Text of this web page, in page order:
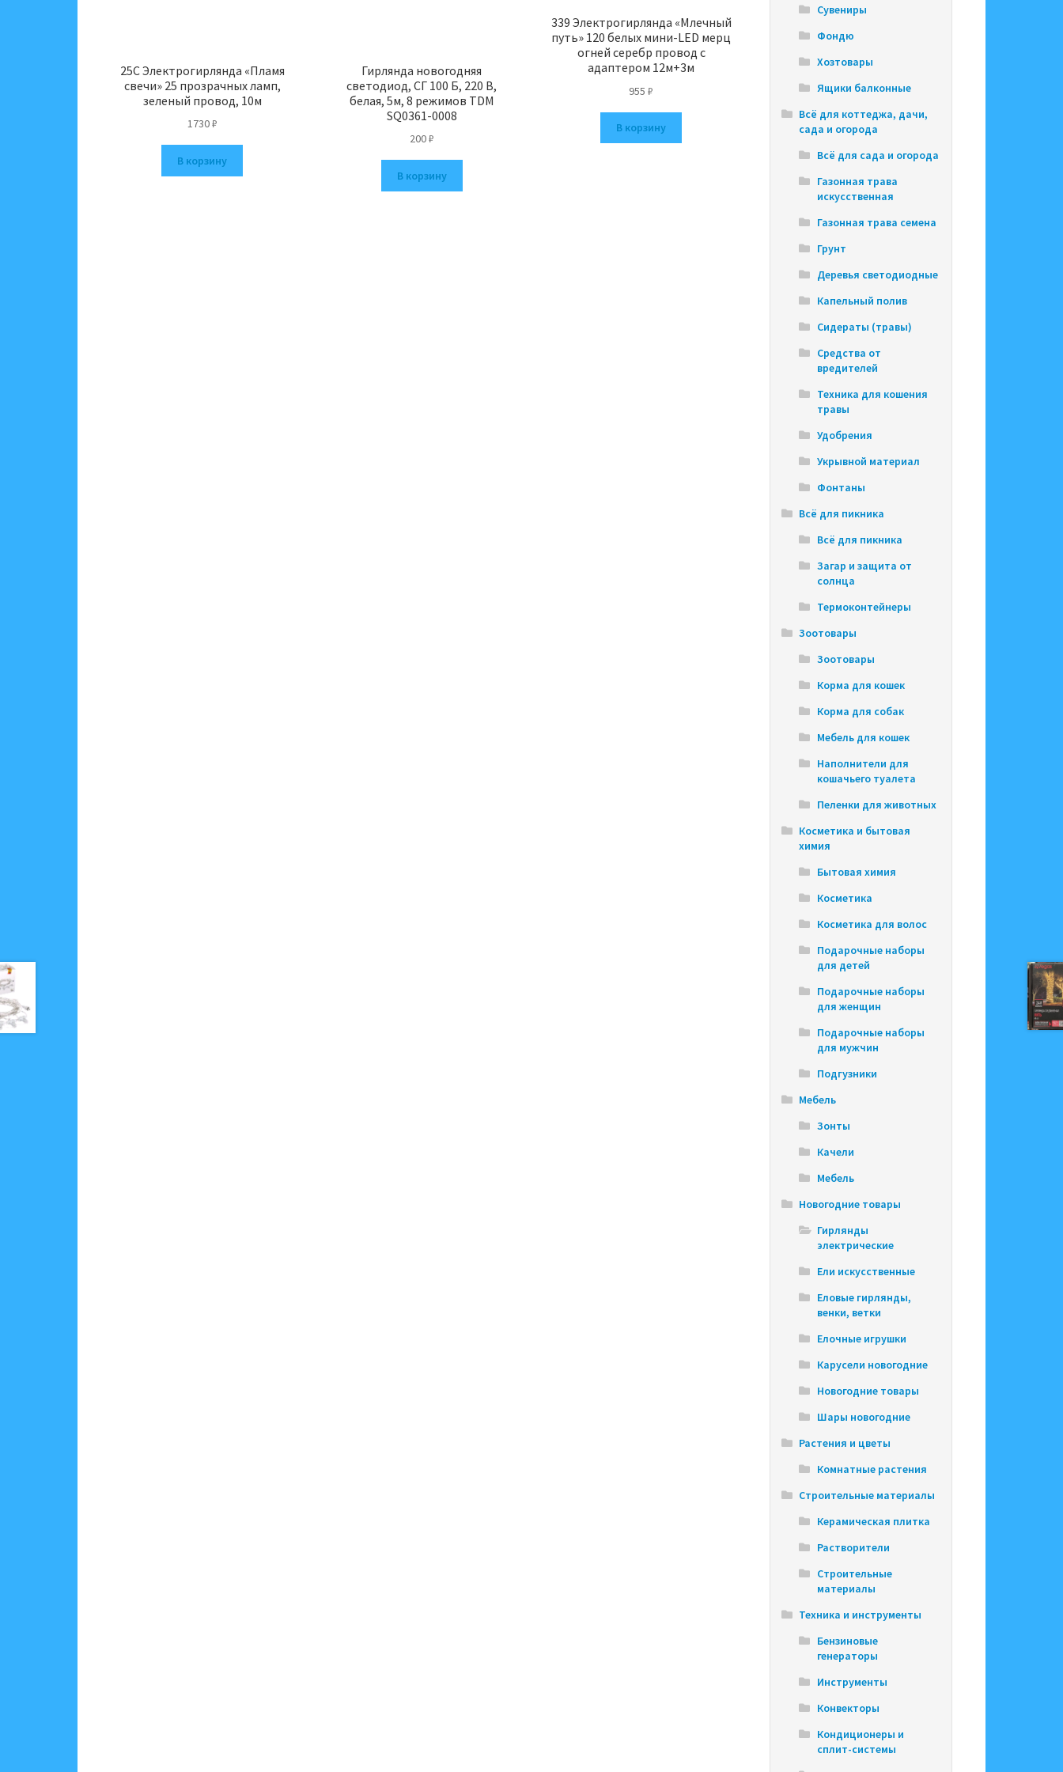
25C Электрогирлянда «Пламя
свечи» 25 прозрачных ламп,
зеленый провод, 10м
1730₽
В корзину
Гирлянда новогодняя
светодиод, СГ 100 Б, 220 В,
белая, 5м, 8 режимов TDM
SQ0361-0008
200₽
В корзину
339 Электрогирлянда «Млечный
путь» 120 белых мини-LED мерц
огней серебр провод c
адаптером 12м+3м
955₽
В корзину
Сувениры
Фондю
Хозтовары
Ящики балконные
Всё для коттеджа, дачи,
сада и огорода
Всё для сада и огорода
Газонная трава
искусственная
Газонная трава семена
Грунт
Деревья светодиодные
Капельный полив
Сидераты (травы)
Средства от
вредителей
Техника для кошения
травы
Удобрения
Укрывной материал
Фонтаны
Всё для пикника
Всё для пикника
Загар и защита от
солнца
Термоконтейнеры
Зоотовары
Зоотовары
Корма для кошек
Корма для собак
Мебель для кошек
Наполнители для
кошачьего туалета
Пеленки для животных
Косметика и бытовая
химия
Бытовая химия
Косметика
Косметика для волос
Подарочные наборы
для детей
Подарочные наборы
для женщин
Подарочные наборы
для мужчин
Подгузники
Мебель
Зонты
Качели
Мебель
Новогодние товары
Гирлянды
электрические
Ели искусственные
Еловые гирлянды,
венки, ветки
Елочные игрушки
Карусели новогодние
Новогодние товары
Шары новогодние
Растения и цветы
Комнатные растения
Строительные материалы
Керамическая плитка
Растворители
Строительные
материалы
Техника и инструменты
Бензиновые
генераторы
Инструменты
Конвекторы
Кондиционеры и
сплит-системы